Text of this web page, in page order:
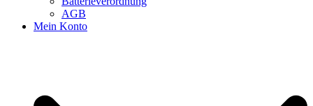
AGB
Mein Konto